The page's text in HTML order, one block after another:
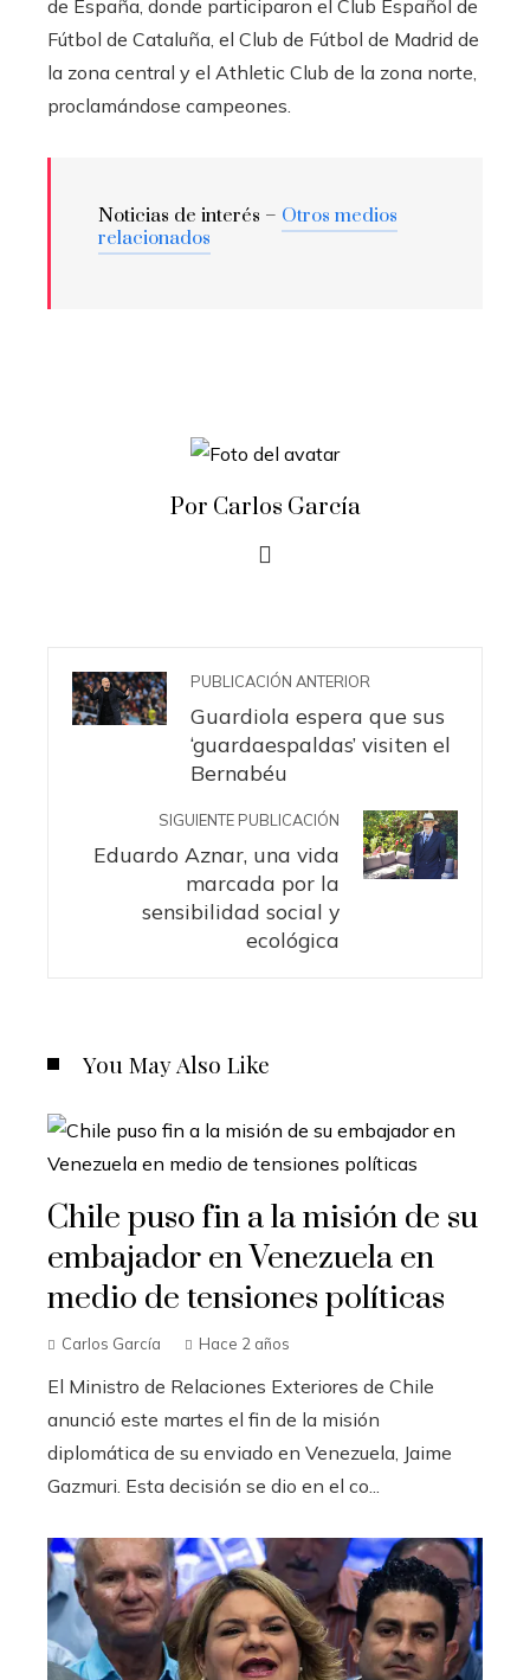
de España, donde participaron el Club Español de
Fútbol de Cataluña, el Club de Fútbol de Madrid de
la zona central y el Athletic Club de la zona norte,
proclamándose campeones.
Noticias de interés – Otros medios
relacionados
Por Carlos García
PUBLICACIÓN ANTERIOR
Guardiola espera que sus
‘guardaespaldas’ visiten el
Bernabéu
SIGUIENTE PUBLICACIÓN
Eduardo Aznar, una vida
marcada por la
sensibilidad social y
ecológica
You May Also Like
Chile puso fin a la misión de su
embajador en Venezuela en
medio de tensiones políticas
Carlos García Hace 2 años
El Ministro de Relaciones Exteriores de Chile
anunció este martes el fin de la misión
diplomática de su enviado en Venezuela, Jaime
Gazmuri. Esta decisión se dio en el co...